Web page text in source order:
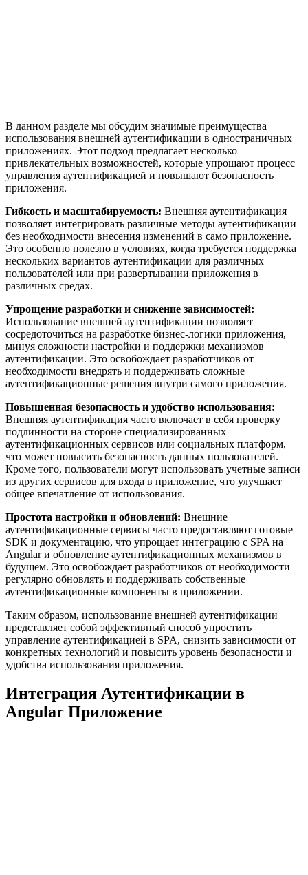
В данном разделе мы обсудим значимые преимущества
использования внешней аутентификации в одностраничных
приложениях. Этот подход предлагает несколько
привлекательных возможностей, которые упрощают процесс
управления аутентификацией и повышают безопасность
приложения.
Гибкость и масштабируемость: Внешняя аутентификация
позволяет интегрировать различные методы аутентификации
без необходимости внесения изменений в само приложение.
Это особенно полезно в условиях, когда требуется поддержка
нескольких вариантов аутентификации для различных
пользователей или при развертывании приложения в
различных средах.
Упрощение разработки и снижение зависимостей:
Использование внешней аутентификации позволяет
сосредоточиться на разработке бизнес-логики приложения,
минуя сложности настройки и поддержки механизмов
аутентификации. Это освобождает разработчиков от
необходимости внедрять и поддерживать сложные
аутентификационные решения внутри самого приложения.
Повышенная безопасность и удобство использования:
Внешняя аутентификация часто включает в себя проверку
подлинности на стороне специализированных
аутентификационных сервисов или социальных платформ,
что может повысить безопасность данных пользователей.
Кроме того, пользователи могут использовать учетные записи
из других сервисов для входа в приложение, что улучшает
общее впечатление от использования.
Простота настройки и обновлений: Внешние
аутентификационные сервисы часто предоставляют готовые
SDK и документацию, что упрощает интеграцию с SPA на
Angular и обновление аутентификационных механизмов в
будущем. Это освобождает разработчиков от необходимости
регулярно обновлять и поддерживать собственные
аутентификационные компоненты в приложении.
Таким образом, использование внешней аутентификации
представляет собой эффективный способ упростить
управление аутентификацией в SPA, снизить зависимости от
конкретных технологий и повысить уровень безопасности и
удобства использования приложения.
Интеграция Аутентификации в
Angular Приложение